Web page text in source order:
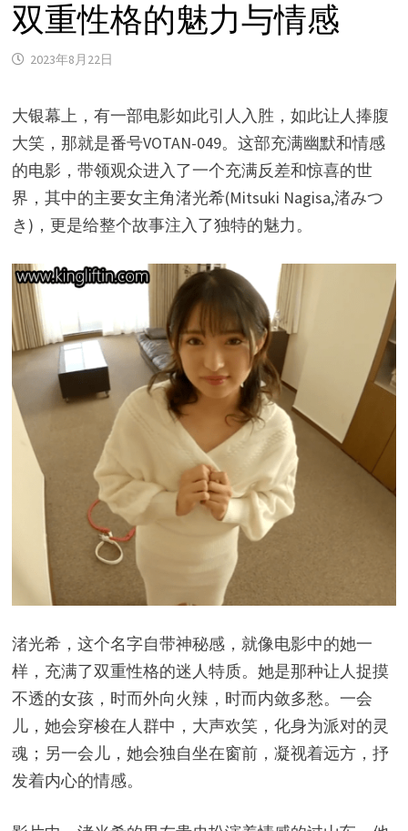
双重性格的魅力与情感
2023年8月22日
大银幕上，有一部电影如此引人入胜，如此让人捧腹
大笑，那就是番号VOTAN-049。这部充满幽默和情感
的电影，带领观众进入了一个充满反差和惊喜的世
界，其中的主要女主角渚光希(Mitsuki Nagisa,渚みつ
き)，更是给整个故事注入了独特的魅力。
渚光希，这个名字自带神秘感，就像电影中的她一
样，充满了双重性格的迷人特质。她是那种让人捉摸
不透的女孩，时而外向火辣，时而内敛多愁。一会
儿，她会穿梭在人群中，大声欢笑，化身为派对的灵
魂；另一会儿，她会独自坐在窗前，凝视着远方，抒
发着内心的情感。